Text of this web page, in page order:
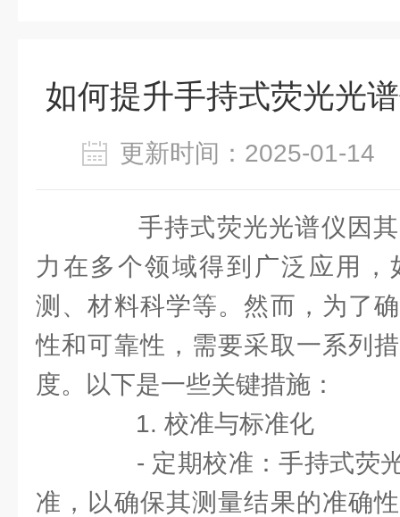
如何提升手持式荧光光
更新时间：2025-01-
手持式荧光光谱仪因其
力在多个领域得到广泛应用
测、材料科学等。然而，为了
性和可靠性，需要采取一系列
度。以下是一些关键措施：
1. 校准与标准化
- 定期校准：手持式荧光
准，以确保其测量结果的准确